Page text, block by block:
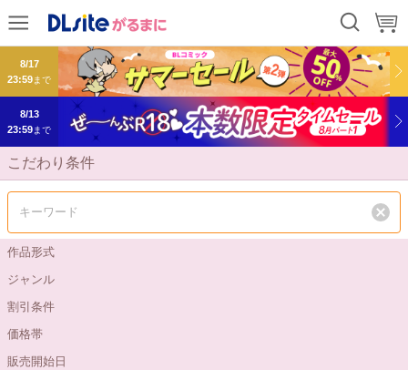
8/17
23:59まで
8/13
23:59まで
こだわり条件
作品形式
ジャンル
割引条件
価格帯
販売開始日